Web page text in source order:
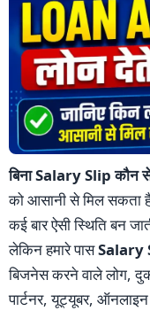
बिना Salary Slip कौन
को आसानी से मिल सकता
कई बार ऐसी स्थिति बन
लेकिन हमारे पासSalary
बिजनेस करने वाले लोग,
पार्टनर, यूट्यूबर,